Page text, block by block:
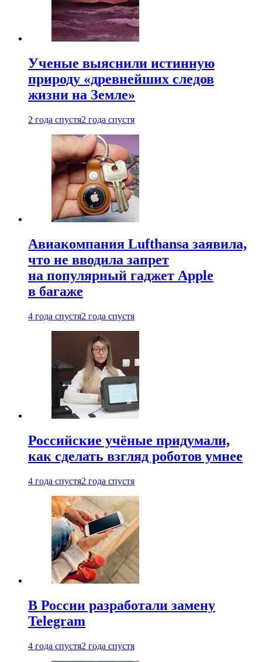
Ученые выяснили истинную
природу «древнейших следов
жизни на Земле»
2 года спустя2 года спустя
Авиакомпания Lufthansa заявила,
что не вводила запрет
на популярный гаджет Apple
в багаже
4 года спустя2 года спустя
Российские учёные придумали,
как сделать взгляд роботов умнее
4 года спустя2 года спустя
В России разработали замену
Telegram
4 года спустя2 года спустя